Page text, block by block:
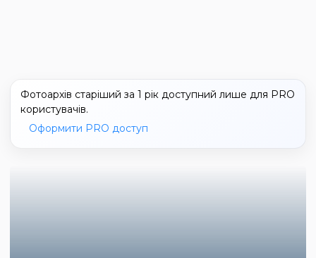
Фотоархів старіший за 1 рік доступний лише для PRO
користувачів.
Оформити PRO доступ